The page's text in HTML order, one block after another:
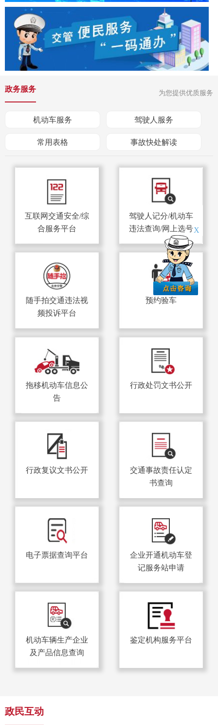
X
政务服务 为您提供优质服务
机动车服务 驾驶人服务
常用表格 事故快处解读
互联网交通安全/综
合服务平台
驾驶人记分/机动车
违法查询/网上选号
随手拍交通违法视
频投诉平台
预约验车
拖移机动车信息公
告
行政处罚文书公开
行政复议文书公开
交通事故责任认定
书查询
电子票据查询平台
企业开通机动车登
记服务站申请
机动车辆生产企业
及产品信息查询
鉴定机构服务平台
政民互动